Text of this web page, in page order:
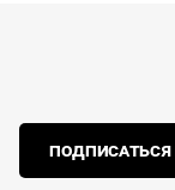
ПОДПИСАТЬСЯ